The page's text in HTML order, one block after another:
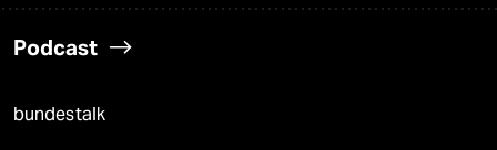
Podcast
bundestalk